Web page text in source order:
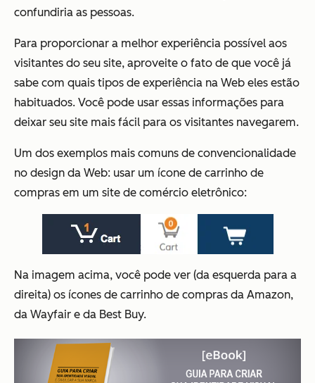
confundiria as pessoas.
Para proporcionar a melhor experiência possível aos
visitantes do seu site, aproveite o fato de que você já
sabe com quais tipos de experiência na Web eles estão
habituados. Você pode usar essas informações para
deixar seu site mais fácil para os visitantes navegarem.
Um dos exemplos mais comuns de convencionalidade
no design da Web: usar um ícone de carrinho de
compras em um site de comércio eletrônico:
Na imagem acima, você pode ver (da esquerda para a
direita) os ícones de carrinho de compras da Amazon,
da Wayfair e da Best Buy.